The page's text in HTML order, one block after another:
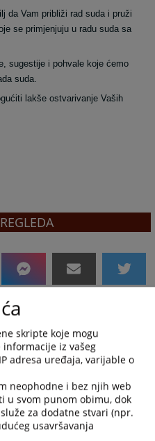
da Vam približi rad suda i pruži
se primjenjuju u radu suda sa
sugestije i pohvale koje ćemo
suda.
lakše ostvarivanje Vaših
skripte koje mogu
iz vašeg
adresa uređaja, varijable o
neophodne i bez njih web
u svom punom obimu, dok
za dodatne stvari (npr.
usavršavanja